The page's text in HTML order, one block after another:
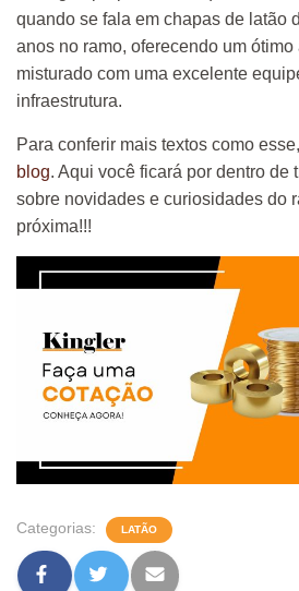
quando se fala em chapas de latão
anos no ramo, oferecendo um ótimo
misturado com uma excelente
infraestrutura.
Para conferir mais textos como
blog. Aqui você ficará por dentro de
sobre novidades e curiosidades do
próxima!!!
Categorias: LATÃO